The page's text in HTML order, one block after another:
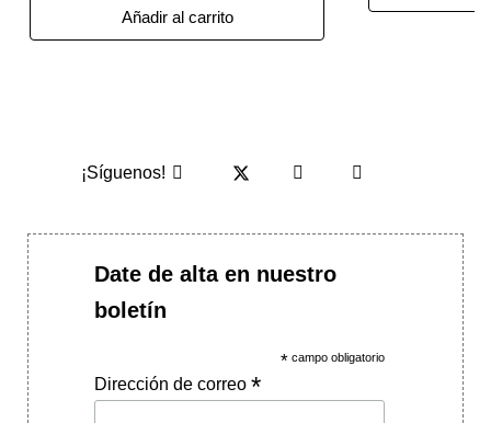
Añadir al carrito
¡Síguenos!
Date de alta en nuestro
boletín
* campo obligatorio
Dirección de correo *